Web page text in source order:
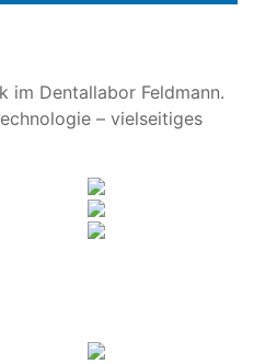
im Dentallabor Feldmann.
– vielseitiges